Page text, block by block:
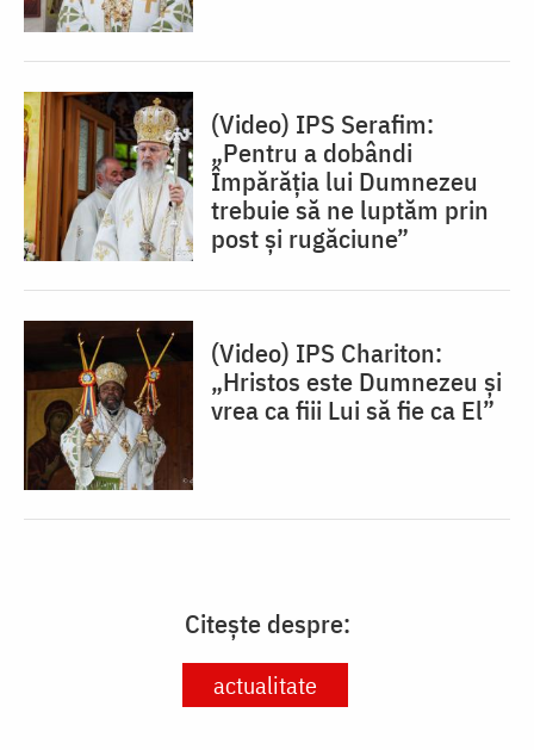
(Video) IPS Serafim:
„Pentru a dobândi
Împărăția lui Dumnezeu
trebuie să ne luptăm prin
post și rugăciune”
(Video) IPS Chariton:
„Hristos este Dumnezeu și
vrea ca fiii Lui să fie ca El”
Citește despre:
actualitate